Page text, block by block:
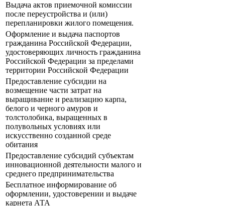
Выдача актов приемочной комиссии
после переустройства и (или)
перепланировки жилого помещения.
Оформление и выдача паспортов
гражданина Российской Федерации,
удостоверяющих личность гражданина
Российской Федерации за пределами
территории Российской Федерации
Предоставление субсидии на
возмещение части затрат на
выращивание и реализацию карпа,
белого и черного амуров и
толстолобика, выращенных в
полувольных условиях или
искусственно созданной среде
обитания
Предоставление субсидий субъектам
инновационной деятельности малого и
среднего предпринимательства
Бесплатное информирование об
оформлении, удостоверении и выдаче
карнета АТА